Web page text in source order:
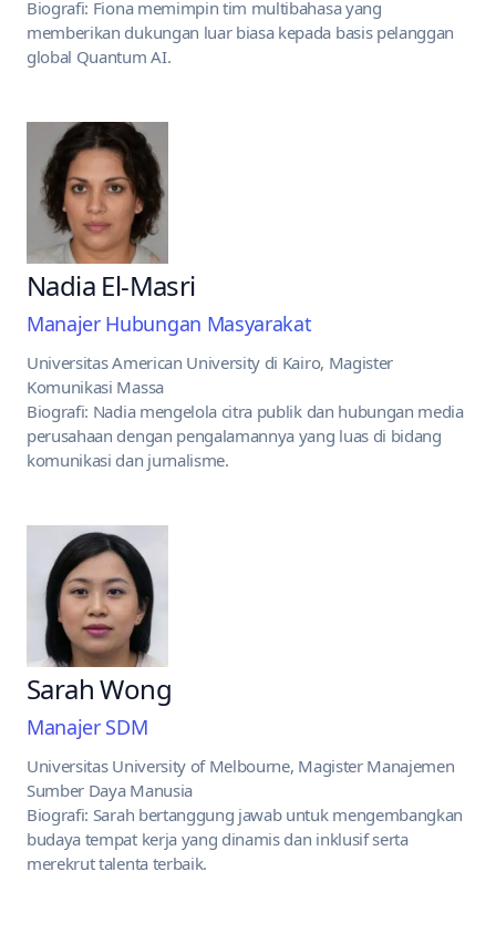
Biografi: Fiona memimpin tim multibahasa yang
memberikan dukungan luar biasa kepada basis pelanggan
global Quantum AI.
Nadia El-Masri
Manajer Hubungan Masyarakat
Universitas American University di Kairo, Magister
Komunikasi Massa
Biografi: Nadia mengelola citra publik dan hubungan media
perusahaan dengan pengalamannya yang luas di bidang
komunikasi dan jurnalisme.
Sarah Wong
Manajer SDM
Universitas University of Melbourne, Magister Manajemen
Sumber Daya Manusia
Biografi: Sarah bertanggung jawab untuk mengembangkan
budaya tempat kerja yang dinamis dan inklusif serta
merekrut talenta terbaik.